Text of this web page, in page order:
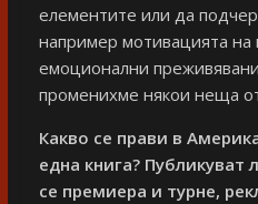
елементите или да
например мотивацията на
емоционални
променихме някои неща
Какво се прави в
една книга? Публикуват
се премиера и турне,